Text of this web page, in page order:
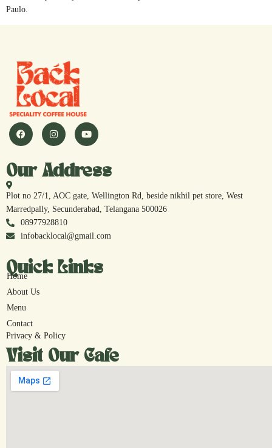
Paulo.
Our Address
Plot no 27/1, AOC gate, Wellington Rd, beside nikhil pet store, West
Marredpally, Secunderabad, Telangana 500026
08977928810
infobacklocal@gmail.com
Quick Links
Home
About Us
Menu
Contact
Privacy & Policy
Visit Our Cafe